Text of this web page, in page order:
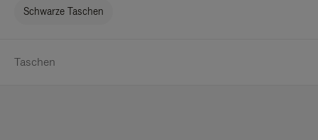
Schwarze Taschen
Taschen